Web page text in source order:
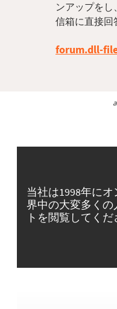
ンアップを
信箱に直接回
forum.dll-
当社は1998年に
界中の大変多くの
トを閲覧してくだ